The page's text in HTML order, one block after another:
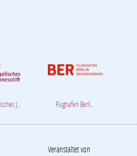
J... Flughafen Berli...
Veranstaltet von